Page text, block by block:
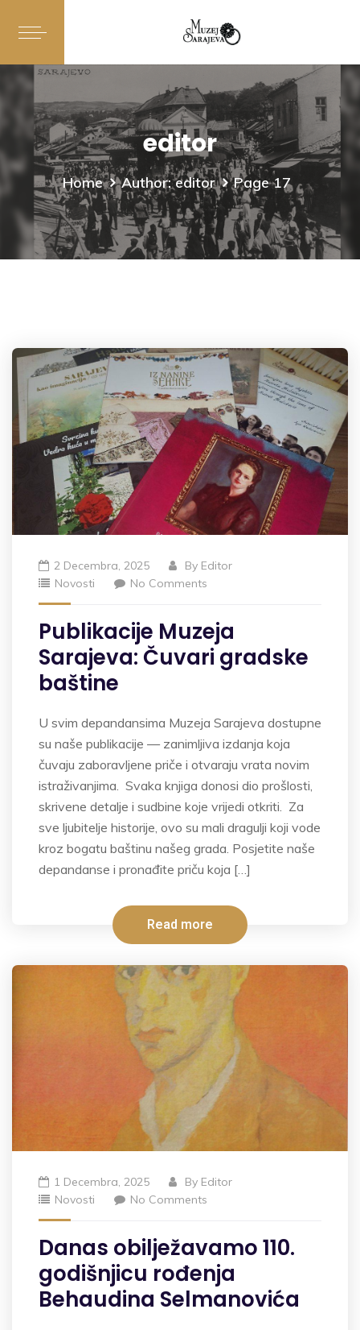
editor
Home Author: editor Page 17
2 Decembra, 2025 By Editor
Novosti
No Comments
Publikacije Muzeja
Sarajeva: Čuvari gradske
baštine
U svim depandansima Muzeja Sarajeva dostupne
su naše publikacije — zanimljiva izdanja koja
čuvaju zaboravljene priče i otvaraju vrata novim
istraživanjima. Svaka knjiga donosi dio prošlosti,
skrivene detalje i sudbine koje vrijedi otkriti. Za
sve ljubitelje historije, ovo su mali dragulji koji vode
kroz bogatu baštinu našeg grada. Posjetite naše
depandanse i pronađite priču koja […]
Read more
1 Decembra, 2025 By Editor
Novosti
No Comments
Danas obilježavamo 110.
godišnjicu rođenja
Behaudina Selmanovića